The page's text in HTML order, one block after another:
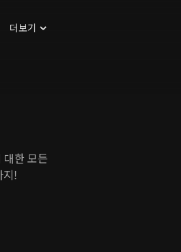
더보기
한 모든
지!